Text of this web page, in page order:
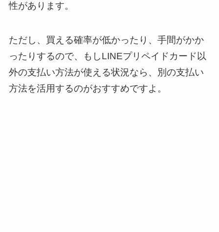
性があります。
ただし、買える確率が低かったり、手間がかか
ったりするので、もしLINEプリペイドカード以
外の支払い方法が使える状況なら、別の支払い
方法を活用するのがおすすめですよ。